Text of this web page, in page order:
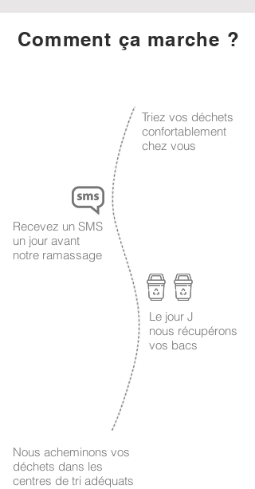
Comment ça marche ?
Triez vos déchets
confortablement
chez vous
Recevez un SMS
un jour avant
notre ramassage
Le jour J
nous récupérons
vos bacs
Nous acheminons vos
déchets dans les
centres de tri adéquats